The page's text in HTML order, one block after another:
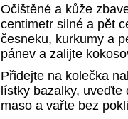
Očištěné a kůže
centimetr silné a pět
česneku, kurkumy a
pánev a zalijte
Přidejte na kolečka
lístky bazalky, uveďte
maso a vařte bez